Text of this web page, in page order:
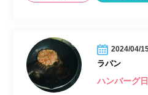
2024/04/
ラパン
ハンバーグ